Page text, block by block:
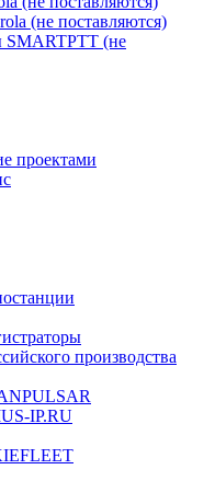
(не поставляются)
SMARTPTT (не
проектами
производства
IP.RU